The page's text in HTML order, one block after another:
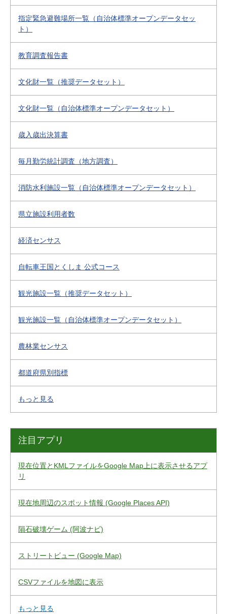
指定緊急避難場所一覧（自治体標準オープンデータセッ
ト）
教育調査報告書
文化財一覧（推奨データセット）
文化財一覧（自治体標準オープンデータセット）
歳入歳出決算書
毎月勤労統計調査（地方調査）
消防水利施設一覧（自治体標準オープンデータセット）
県立施設利用者数
経済センサス
自転車王国とくしま 公式コース
観光施設一覧（推奨データセット）
観光施設一覧（自治体標準オープンデータセット）
農林業センサス
都道府県別指標
もっと見る
注目アプリ
現在位置とKMLファイルをGoogle Map上に表示させるアプ
リ
現在地周辺のスポット情報 (Google Places API)
隕石破壊ゲーム (阿波ナビ)
ストリートビュー (Google Map)
CSVファイルを地図に表示
もっと見る